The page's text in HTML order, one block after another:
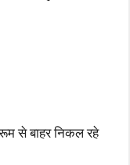
से बाहर निकल रहे